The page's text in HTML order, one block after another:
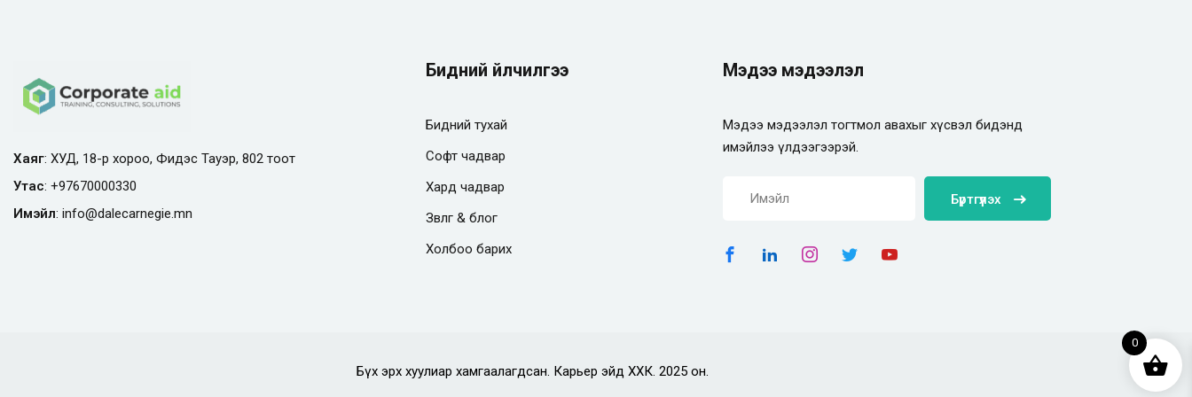
Хаяг: ХУД, 18-р хороо, Фидэс Тауэр, 802 тоот
Утас: +97670000330
Имэйл: info@dalecarnegie.mn
Бидний үйлчилгээ
Бидний тухай
Софт чадвар
Хард чадвар
Зөвлөгөө & блог
Холбоо барих
Мэдээ мэдээлэл
Мэдээ мэдээлэл тогтмол авахыг хүсвэл бидэнд
имэйлээ үлдээгээрэй.
Бүртгүүлэх
Бүх эрх хуулиар хамгаалагдсан. Карьер эйд ХХК. 2025 он.
0